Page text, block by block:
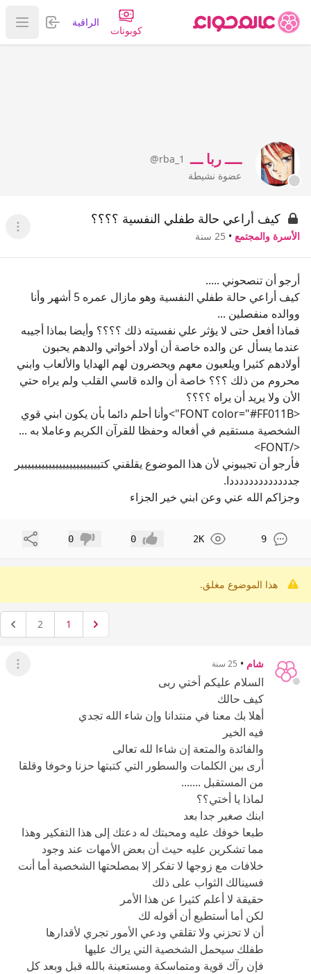
كوبونات
الراقية تسجيل
عرض
ــــ ربا ـــ @rba_1
عضوة نشيطة
كيف أراعي حالة طفلي النفسية ؟؟؟؟
الأسرة والمجتمع • 25 سنة عرض
أرجو أن تنصحوني .....
كيف أراعي حالة طفلي النفسية وهو مازال عمره 5 أشهر وأنا
ووالده منفصلين ...
فماذا أفعل حتى لا يؤثر علي نفسيته ذلك ؟؟؟؟ وأيضا بماذا أجيبه
عندما يسأل عن والده خاصة أن أولاد أخواتي والدهم يحبون
أولادهم كثيرا ويلعبون معهم ويحضرون لهم الهدايا والألعاب وابني
محروم من ذلك ؟؟؟ خاصة أن والده قاسي القلب ولم يراه حتي
الأن ولا يريد أن يراه ؟؟؟؟
<FONT color="#FF011B">وأنا أحلم دائما بأن يكون ابني قوي
الشخصية مستقيم في أفعاله وحفظا للقرآن الكريم وعاملا به ...
</FONT>
فأرجو أن تجيبوني لأن هذا الموضوع يقلقني كتييييييييييييييييييييييير
جدددددددددددددا.
وجزاكم الله عني وعن ابني خير الجزاء
9
2K إعجاب 0 عدم إعجاب
0 مشاركة
هذا الموضوع مغلق.
1
2
شام • 25 سنة عرض
السلام عليكم أختي ربى
كيف حالك
أهلا بك معنا في منتدانا وإن شاء الله تجدي
فيه الخير
والفائدة والمتعة إن شاءا لله تعالى
أرى بين الكلمات والسطور التي كتبتها حزنا وخوفا وقلقا
من المستقبل .......
لماذا يا أختي؟؟
ابنك صغير جدا بعد
طبعا خوفك عليه ومحبتك له دعتك إلى هذا التفكير وهذا
مما تشكرين عليه حيث أن بعض الأمهات عند وجود
خلافات مع زوجها لا تفكر إلا بمصلحتها الشخصية أما أنت
فسينالك الثواب على ذلك
حقيقة لا أعلم كثيرا عن هذا الأمر
لكن أما أستطيع أن أقوله لك
أن لا تحزني ولا تقلقي ودعي الأمور تجري لأقدارها
طفلك سيحمل الشخصية التي يراك عليها
فإن رآك قوية ومتماسكة ومستعينة بالله قبل وبعد كل